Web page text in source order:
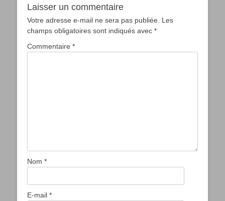
Laisser un commentaire
Votre adresse e-mail ne sera pas publiée.
Les
champs obligatoires sont indiqués avec *
Commentaire *
Nom *
E-mail *